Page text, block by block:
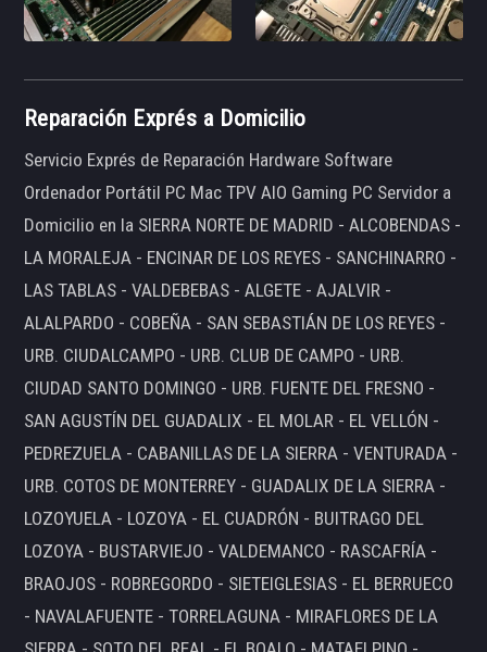
Reparación Exprés a Domicilio
Servicio Exprés de Reparación Hardware Software
Ordenador Portátil PC Mac TPV AIO Gaming PC Servidor a
Domicilio en la SIERRA NORTE DE MADRID - ALCOBENDAS -
LA MORALEJA - ENCINAR DE LOS REYES - SANCHINARRO -
LAS TABLAS - VALDEBEBAS - ALGETE - AJALVIR -
ALALPARDO - COBEÑA - SAN SEBASTIÁN DE LOS REYES -
URB. CIUDALCAMPO - URB. CLUB DE CAMPO - URB.
CIUDAD SANTO DOMINGO - URB. FUENTE DEL FRESNO -
SAN AGUSTÍN DEL GUADALIX - EL MOLAR - EL VELLÓN -
PEDREZUELA - CABANILLAS DE LA SIERRA - VENTURADA -
URB. COTOS DE MONTERREY - GUADALIX DE LA SIERRA -
LOZOYUELA - LOZOYA - EL CUADRÓN - BUITRAGO DEL
LOZOYA - BUSTARVIEJO - VALDEMANCO - RASCAFRÍA -
BRAOJOS - ROBREGORDO - SIETEIGLESIAS - EL BERRUECO
- NAVALAFUENTE - TORRELAGUNA - MIRAFLORES DE LA